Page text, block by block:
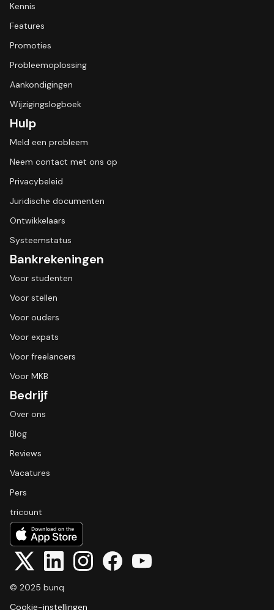
Kennis
Features
Promoties
Probleemoplossing
Aankondigingen
Wijzigingslogboek
Hulp
Meld een probleem
Neem contact met ons op
Privacybeleid
Juridische documenten
Ontwikkelaars
Systeemstatus
Bankrekeningen
Voor studenten
Voor stellen
Voor ouders
Voor expats
Voor freelancers
Voor MKB
Bedrijf
Over ons
Blog
Reviews
Vacatures
Pers
tricount
© 2025 bunq
Cookie-instellingen